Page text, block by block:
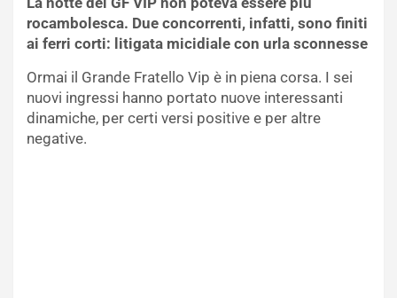
rocambolesca. Due concorrenti, infatti, sono finiti
ai ferri corti: litigata micidiale con urla sconnesse
Ormai il Grande Fratello Vip è in piena corsa. I sei
nuovi ingressi hanno portato nuove interessanti
dinamiche, per certi versi positive e per altre
negative.